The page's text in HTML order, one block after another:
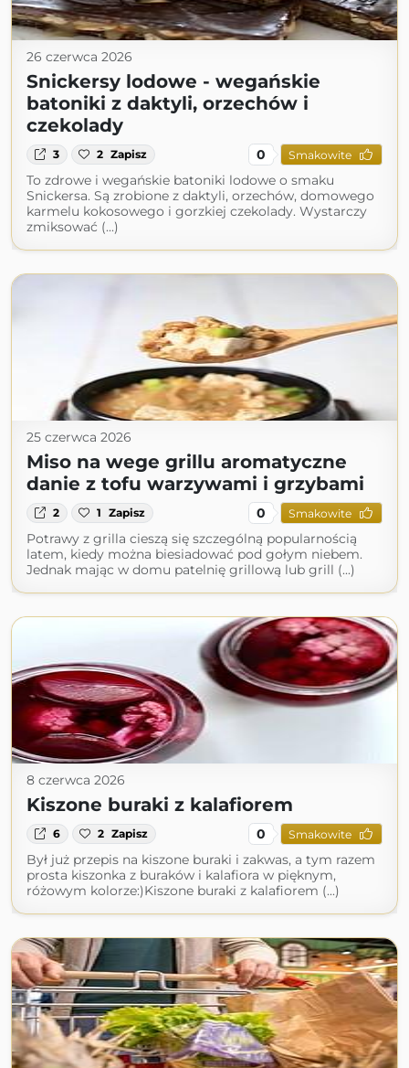
26 czerwca 2026
Snickersy lodowe - wegańskie
batoniki z daktyli, orzechów i
czekolady
3 2 Zapisz 0 Smakowite
To zdrowe i wegańskie batoniki lodowe o smaku
Snickersa. Są zrobione z daktyli, orzechów, domowego
karmelu kokosowego i gorzkiej czekolady. Wystarczy
zmiksować (...)
25 czerwca 2026
Miso na wege grillu aromatyczne
danie z tofu warzywami i grzybami
2 1 Zapisz 0 Smakowite
Potrawy z grilla cieszą się szczególną popularnością
latem, kiedy można biesiadować pod gołym niebem.
Jednak mając w domu patelnię grillową lub grill (...)
8 czerwca 2026
Kiszone buraki z kalafiorem
6 2 Zapisz 0 Smakowite
Był już przepis na kiszone buraki i zakwas, a tym razem
prosta kiszonka z buraków i kalafiora w pięknym,
różowym kolorze:)Kiszone buraki z kalafiorem (...)